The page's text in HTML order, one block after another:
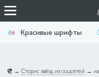
Красивые шрифты
→ Сторис звёзд из соцсетей →